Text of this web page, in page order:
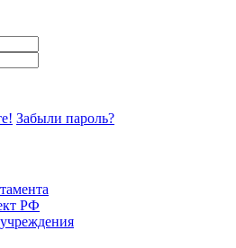
Забыли пароль?
РФ